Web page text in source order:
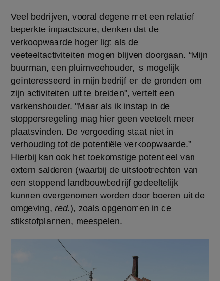
Veel bedrijven, vooral degene met een relatief
beperkte impactscore, denken dat de
verkoopwaarde hoger ligt als de
veeteeltactiviteiten mogen blijven doorgaan. “Mijn
buurman, een pluimveehouder, is mogelijk
geïnteresseerd in mijn bedrijf en de gronden om
zijn activiteiten uit te breiden", vertelt een
varkenshouder. "Maar als ik instap in de
stoppersregeling mag hier geen veeteelt meer
plaatsvinden. De vergoeding staat niet in
verhouding tot de potentiële verkoopwaarde.”
Hierbij kan ook het toekomstige potentieel van
extern salderen (waarbij de uitstootrechten van
een stoppend landbouwbedrijf gedeeltelijk
kunnen overgenomen worden door boeren uit de
omgeving, red.), zoals opgenomen in de
stikstofplannen, meespelen.